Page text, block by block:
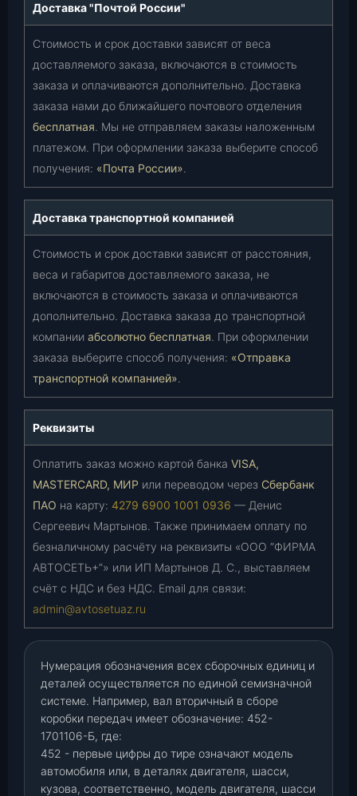
Доставка "Почтой России"
Стоимость и срок доставки зависят от веса
доставляемого заказа, включаются в стоимость
заказа и оплачиваются дополнительно. Доставка
заказа нами до ближайшего почтового отделения
бесплатная. Мы не отправляем заказы наложенным
платежом. При оформлении заказа выберите способ
получения: «Почта России».
Доставка транспортной компанией
Стоимость и срок доставки зависят от расстояния,
веса и габаритов доставляемого заказа, не
включаются в стоимость заказа и оплачиваются
дополнительно. Доставка заказа до транспортной
компании абсолютно бесплатная. При оформлении
заказа выберите способ получения: «Отправка
транспортной компанией».
Реквизиты
Оплатить заказ можно картой банка VISA,
MASTERCARD, МИР или переводом через Сбербанк
ПАО на карту: 4279 6900 1001 0936 — Денис
Сергеевич Мартынов. Также принимаем оплату по
безналичному расчёту на реквизиты «ООО “ФИРМА
АВТОСЕТЬ+”» или ИП Мартынов Д. С., выставляем
счёт с НДС и без НДС. Email для связи:
admin@avtosetuaz.ru
Нумерация обозначения всех сборочных единиц и
деталей осуществляется по единой семизначной
системе. Например, вал вторичный в сборе
коробки передач имеет обозначение: 452-
1701106-Б, где:
452 - первые цифры до тире означают модель
автомобиля или, в деталях двигателя, шасси,
кузова, соответственно, модель двигателя, шасси